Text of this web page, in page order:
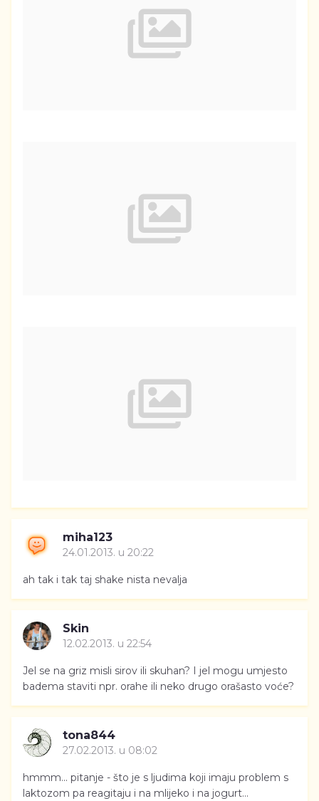
miha123
24.01.2013. u 20:22
ah tak i tak taj shake nista nevalja
Skin
12.02.2013. u 22:54
Jel se na griz misli sirov ili skuhan? I jel mogu umjesto
badema staviti npr. orahe ili neko drugo orašasto voće?
tona844
27.02.2013. u 08:02
hmmm... pitanje - što je s ljudima koji imaju problem s
laktozom pa reagitaju i na mlijeko i na jogurt...